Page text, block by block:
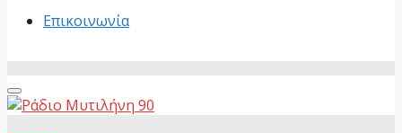
Επικοινωνία
Primary
Menu